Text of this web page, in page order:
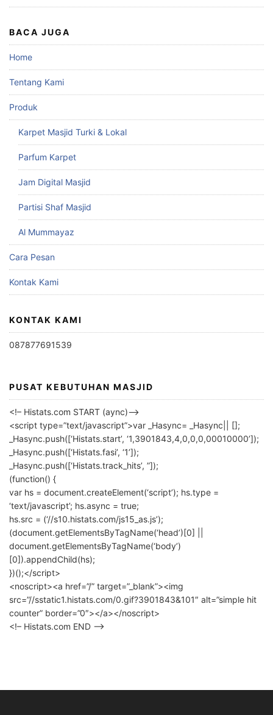
BACA JUGA
Home
Tentang Kami
Produk
Karpet Masjid Turki & Lokal
Parfum Karpet
Jam Digital Masjid
Partisi Shaf Masjid
Al Mummayaz
Cara Pesan
Kontak Kami
KONTAK KAMI
087877691539
PUSAT KEBUTUHAN MASJID
<!– Histats.com START (aync)–>
<script type=”text/javascript”>var _Hasync= _Hasync|| [];
_Hasync.push([‘Histats.start’, ‘1,3901843,4,0,0,0,00010000’]);
_Hasync.push([‘Histats.fasi’, ‘1’]);
_Hasync.push([‘Histats.track_hits’, ”]);
(function() {
var hs = document.createElement(‘script’); hs.type =
‘text/javascript’; hs.async = true;
hs.src = (‘//s10.histats.com/js15_as.js’);
(document.getElementsByTagName(‘head’)[0] ||
document.getElementsByTagName(‘body’)
[0]).appendChild(hs);
})();</script>
<noscript><a href=”/” target=”_blank”><img
src=”//sstatic1.histats.com/0.gif?3901843&101″ alt=”simple hit
counter” border=”0″></a></noscript>
<!– Histats.com END –>